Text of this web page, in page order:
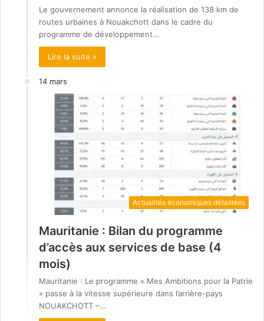
Le gouvernement annonce la réalisation de 138 km de
routes urbaines à Nouakchott dans le cadre du
programme de développement…
Lire la suite »
14 mars
Actualités économiques détaillées
Mauritanie : Bilan du programme
d’accès aux services de base (4
mois)
Mauritanie : Le programme « Mes Ambitions pour la Patrie
» passe à la vitesse supérieure dans l’arrière-pays
NOUAKCHOTT –…